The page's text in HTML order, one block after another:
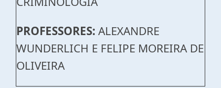
PROFESSORES: ALEXANDRE
WUNDERLICH E FELIPE MOREIRA DE
OLIVEIRA